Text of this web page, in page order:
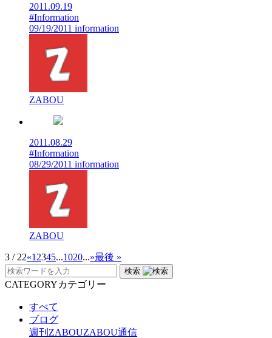
2011.09.19
#Information
09/19/2011 information
ZABOU
2011.08.29
#Information
08/29/2011 information
ZABOU
3 / 22«1 2345...1020...»最後 »
検索
CATEGORYカテゴリー
すべて
ブログ
週刊ZABOUZABOU通信